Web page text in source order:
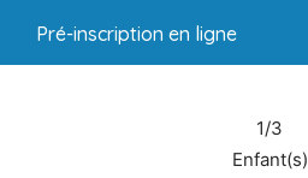
Pré-inscription en ligne
1/3
Enfant(s)